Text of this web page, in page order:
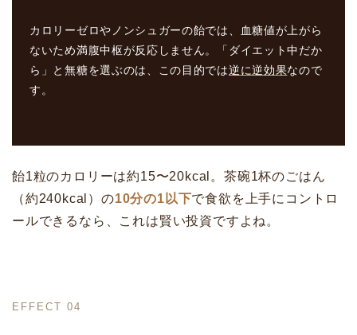
カロリーゼロやノンシュガーの飴では、血糖値が上がら
ないため満腹中枢が反応しません。「ダイエット中だか
ら」と無糖を選ぶのは、この目的では逆に逆効果なので
す。
飴1粒のカロリーは約15〜20kcal。茶碗1杯のごはん
（約240kcal）の10分の1以下で食欲を上手にコントロ
ールできるなら、これは賢い投資ですよね。
EFFECT 04